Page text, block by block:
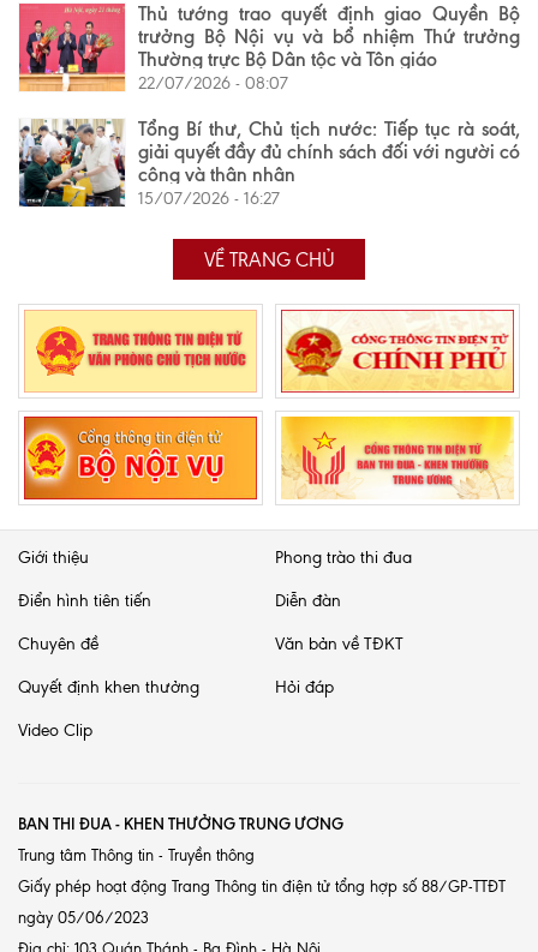
Thủ tướng trao quyết định giao Quyền Bộ
trưởng Bộ Nội vụ và bổ nhiệm Thứ trưởng
Thường trực Bộ Dân tộc và Tôn giáo
22/07/2026 - 08:07
Tổng Bí thư, Chủ tịch nước: Tiếp tục rà soát,
giải quyết đầy đủ chính sách đối với người có
công và thân nhân
15/07/2026 - 16:27
VỀ TRANG CHỦ
Giới thiệu Phong trào thi đua
Điển hình tiên tiến Diễn đàn
Chuyên đề Văn bản về TĐKT
Quyết định khen thưởng Hỏi đáp
Video Clip
BAN THI ĐUA - KHEN THƯỞNG TRUNG ƯƠNG
Trung tâm Thông tin - Truyền thông
Giấy phép hoạt động Trang Thông tin điện tử tổng hợp số 88/GP-TTĐT
ngày 05/06/2023